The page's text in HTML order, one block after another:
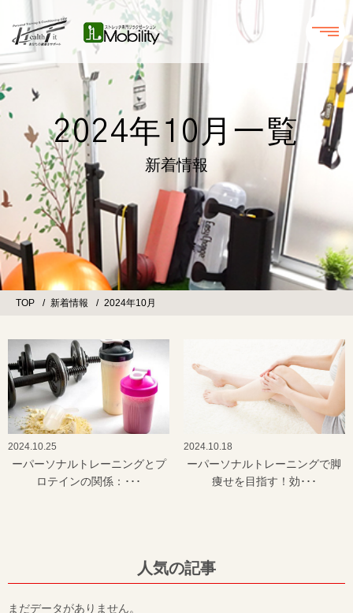
2024年10月一覧
新着情報
TOP 新着情報 2024年10月
2024.10.25
ーパーソナルトレーニングとプ
ロテインの関係：･･･
2024.10.18
ーパーソナルトレーニングで脚
痩せを目指す！効･･･
人気の記事
まだデータがありません。